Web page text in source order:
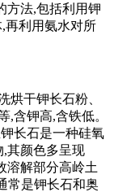
方法,包括利用钾
再利用氨水对所
烘干钾长石粉、
,含钾高,含铁低。
长石是一种硅氧
,其颜色多呈现
溶解部分高岭土
常是钾长石和奥